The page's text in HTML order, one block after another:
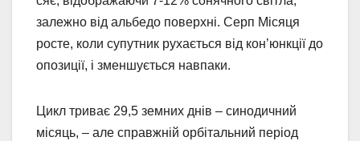
залежно від альбедо поверхні. Серп Місяця
росте, коли супутник рухається від кон’юнкції до
опозиції, і зменшується навпаки.
Цикл триває 29,5 земних днів – синодичний
місяць, – але справжній орбітальний період